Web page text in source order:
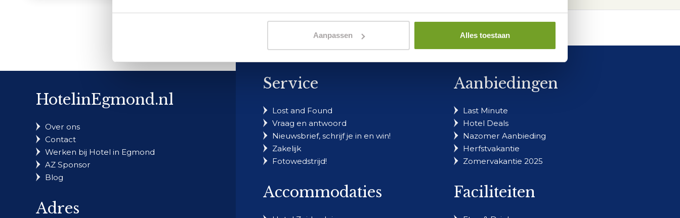
Aanpassen Alles toestaan
HotelinEgmond.nl
Over ons
Contact
Werken bij Hotel in Egmond
AZ Sponsor
Blog
Adres
Service
Lost and Found
Vraag en antwoord
Nieuwsbrief, schrijf je in en win!
Zakelijk
Fotowedstrijd!
Accommodaties
Aanbiedingen
Last Minute
Hotel Deals
Nazomer Aanbieding
Herfstvakantie
Zomervakantie 2025
Faciliteiten